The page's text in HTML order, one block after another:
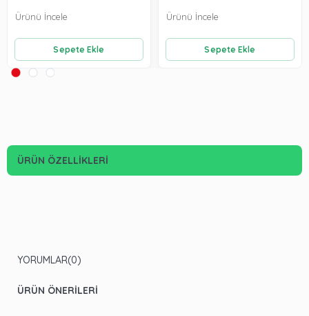
Sepete Ekle
Ürünü İncele
Sepete Ekle
Ürünü İncele
ÜRÜN ÖZELLIKLERI
YORUMLAR(0)
ÜRÜN ÖNERILERI